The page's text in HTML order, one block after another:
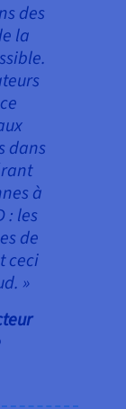
des
la
dans
à
: les
de
ceci
»